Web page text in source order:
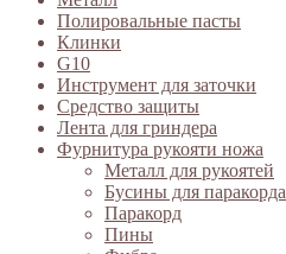
Полировальные пасты
Клинки
G10
Инструмент для заточки
Средство защиты
Лента для гриндера
Фурнитура рукояти ножа
Металл для рукоятей
Бусины для паракорда
Паракорд
Пины